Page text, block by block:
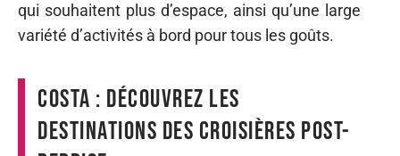
qui souhaitent plus d’espace, ainsi qu’une large
variété d’activités à bord pour tous les goûts.
Costa : découvrez les
destinations des croisières post-